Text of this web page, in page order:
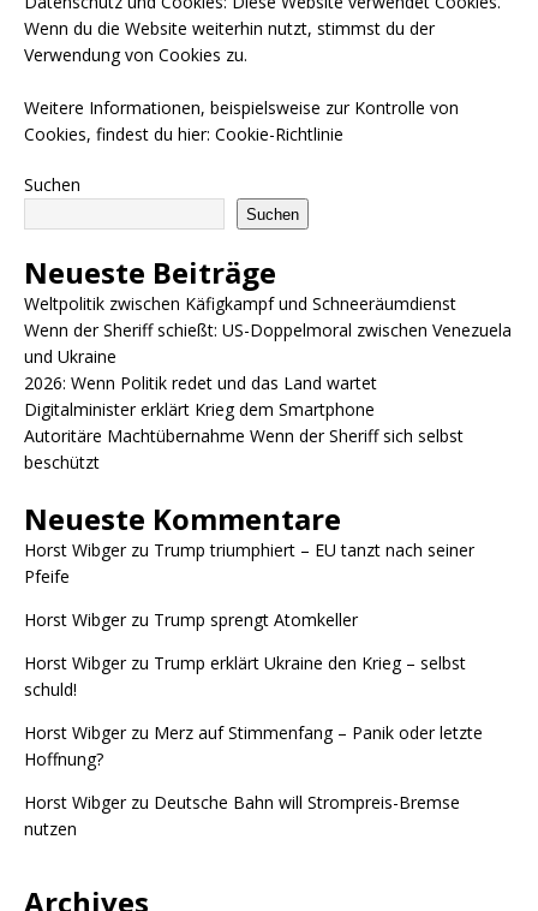
Wenn du die Website weiterhin nutzt, stimmst du der
Verwendung von Cookies zu.
Weitere Informationen, beispielsweise zur Kontrolle von
Cookies, findest du hier: Cookie-Richtlinie
Suchen
Suchen
Neueste Beiträge
Weltpolitik zwischen Käfigkampf und Schneeräumdienst
Wenn der Sheriff schießt: US-Doppelmoral zwischen Venezuela
und Ukraine
2026: Wenn Politik redet und das Land wartet
Digitalminister erklärt Krieg dem Smartphone
Autoritäre Machtübernahme Wenn der Sheriff sich selbst
beschützt
Neueste Kommentare
Horst Wibgerzu Trump triumphiert – EU tanzt nach seiner
Pfeife
Horst Wibgerzu Trump sprengt Atomkeller
Horst Wibgerzu Trump erklärt Ukraine den Krieg – selbst
schuld!
Horst Wibgerzu Merz auf Stimmenfang – Panik oder letzte
Hoffnung?
Horst Wibgerzu Deutsche Bahn will Strompreis-Bremse
nutzen
Archives